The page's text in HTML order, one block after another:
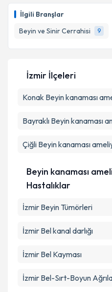
İlgili Branşlar
Beyin ve Sinir Cerrahisi
9
için bir takvim
bilgilendireceğiz.
E-posta Adresiniz
Kişisel verilerimin
kapsamda
Takvim
İzmir İlçeleri
Konak Beyin kanaması
Bayraklı Beyin kanaması
Çiğli Beyin kanaması
Beyin kanaması
Hastalıklar
İzmir Beyin Tümörleri
İzmir Bel kanal darlığı
İzmir Bel Kayması
İzmir Bel-Sırt-Boyun